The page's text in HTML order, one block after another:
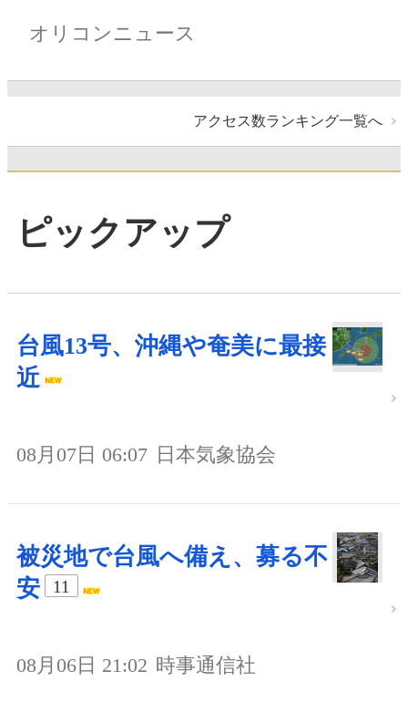
オリコンニュース
アクセス数ランキング一覧へ
ピックアップ
台風13号、沖縄や奄美に最接
近
08月07日 06:07 日本気象協会
被災地で台風へ備え、募る不
安
11
08月06日 21:02 時事通信社